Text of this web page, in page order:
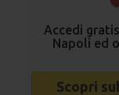
Accedi
Napoli ed
Scopri